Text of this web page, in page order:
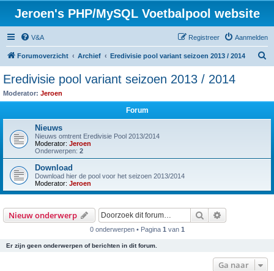
Jeroen's PHP/MySQL Voetbalpool website
V&A Aanmelden
Registreer
Forumoverzicht Archief Eredivisie pool variant seizoen 2013 / 2014
Eredivisie pool variant seizoen 2013 / 2014
Moderator: Jeroen
Forum
Nieuws
Nieuws omtrent Eredivisie Pool 2013/2014
Moderator: Jeroen
Onderwerpen: 2
Download
Download hier de pool voor het seizoen 2013/2014
Moderator: Jeroen
Nieuw onderwerp Zoek
0 onderwerpen • Pagina 1 van 1
Er zijn geen onderwerpen of berichten in dit forum.
Ga naar